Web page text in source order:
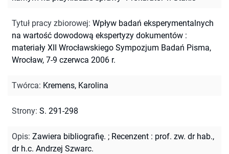
Tytuł pracy zbiorowej: Wpływ badań eksperymentalnych
na wartość dowodową ekspertyzy dokumentów :
materiały XII Wrocławskiego Sympozjum Badań Pisma,
Wrocław, 7-9 czerwca 2006 r.
Twórca: Kremens, Karolina
Strony: S. 291-298
Opis: Zawiera bibliografię. ; Recenzent : prof. zw. dr hab.,
dr h.c. Andrzej Szwarc.